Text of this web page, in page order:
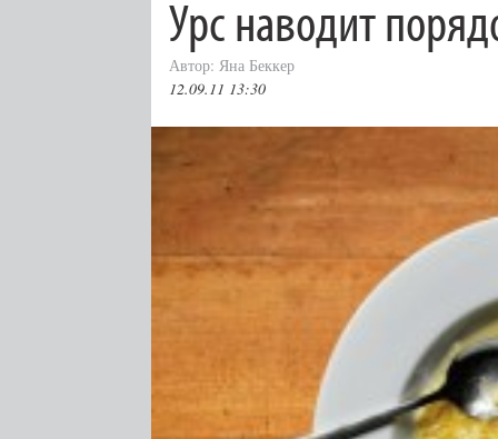
Урс наводит
Автор: Яна Беккер
12.09.11 13:30